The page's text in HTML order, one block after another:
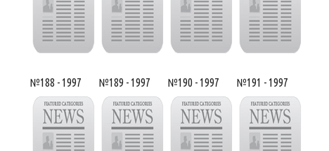
№188 - 1997 №189 - 1997 №190 - 1997 №191 - 1997